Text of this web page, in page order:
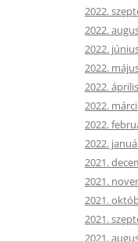
2022.
2022.
2022.
2022.
2022. április
2022.
2022.
2022.
2021.
2021.
2021.
2021.
2021.